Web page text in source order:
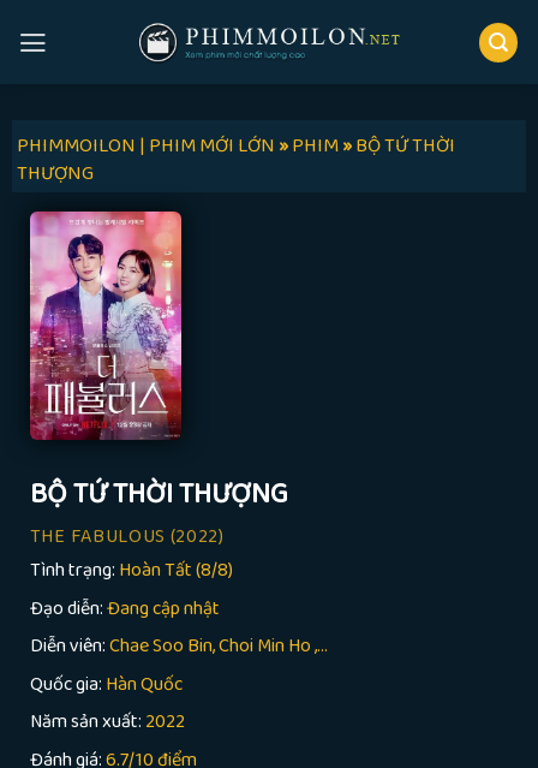
PHIMMOILON | PHIM MỚI LỚN»PHIM»BỘ TỨ THỜI
THƯỢNG
BỘ TỨ THỜI THƯỢNG
THE FABULOUS (2022)
Tình trạng: Hoàn Tất (8/8)
Đạo diễn:Đang cập nhật
Diễn viên:Chae Soo Bin, Choi Min Ho ,...
Quốc gia: Hàn Quốc
Năm sản xuất: 2022
Đánh giá:6.7/10 điểm